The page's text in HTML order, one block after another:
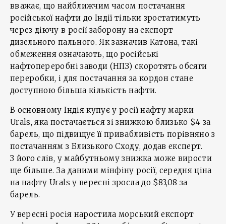
вважає, що найближчим часом постачання
російської нафти до Індії тільки зростатимуть
через діючу в росії заборону на експорт
дизельного пального. Як зазначив Катона, такі
обмеження означають, що російські
нафтопереробні заводи (НПЗ) скоротять обсяги
переробки, і для постачання за кордон стане
доступною більша кількість нафти.
В основному Індія купує у росії нафту марки
Urals, яка постачається зі знижкою близько $4 за
барель, що підвищує її привабливість порівняно з
постачанням з Близького Сходу, додав експерт.
З його слів, у майбутньому знижка може вирости
ще більше. За даними мінфіну росії, середня ціна
на нафту Urals у вересні зросла до $83,08 за
барель.
У вересні росія наростила морський експорт